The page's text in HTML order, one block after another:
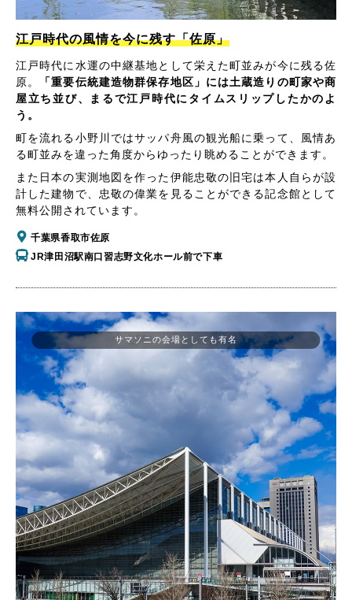
江戸時代の風情を今に残す「佐原」
江戸時代に水運の中継基地として栄えた町並みが今に残る佐
原。
「重要伝統建造物群保存地区」には土蔵造りの町家や商
屋立ち並び、まるで江戸時代にタイムスリップしたかのよ
う。
町を流れる小野川ではサッパ舟風の観光船に乗って、風情あ
る町並みを違った角度からゆったり眺めることができます。
また日本の実測地図を作った伊能忠敬の旧宅は本人自らが設
計した建物で、忠敬の偉業を見ることができる記念館として
無料公開されています。
千葉県香取市佐原
JR津田沼駅南口習志野文化ホール前で下車
サマソニの会場としても有名